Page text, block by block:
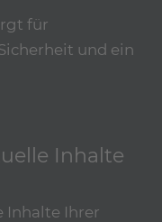
für
und ein
Inhalte
Inhalte Ihrer